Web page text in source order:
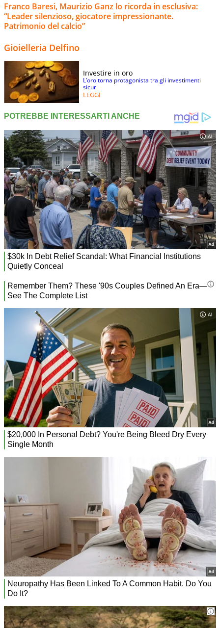
Franco Baresi, Maurizio Ganz lo ricorda in esclusiva:
“Leader silenzioso, giocatore impressionante.
Patrimonio del calcio”
Gioielleria Delfino
Investire in oro
L’oro torna protagonista tra gli investimenti
sicuri
LEGGI